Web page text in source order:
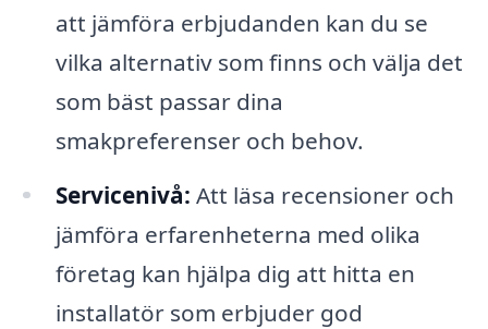
att jämföra erbjudanden kan du se
vilka alternativ som finns och välja det
som bäst passar dina
smakpreferenser och behov.
Servicenivå: Att läsa recensioner och
jämföra erfarenheterna med olika
företag kan hjälpa dig att hitta en
installatör som erbjuder god